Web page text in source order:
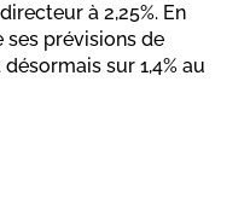
à 2,25%. En
ses prévisions de
sur 1,4% au